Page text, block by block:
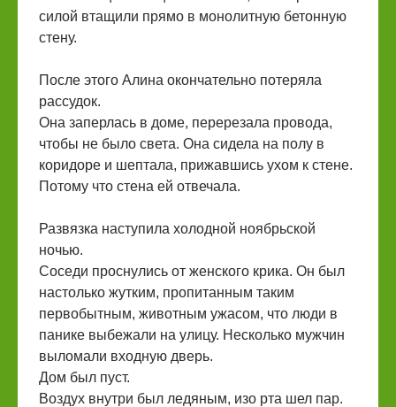
силой втащили прямо в монолитную бетонную
стену.
После этого Алина окончательно потеряла
рассудок.
Она заперлась в доме, перерезала провода,
чтобы не было света. Она сидела на полу в
коридоре и шептала, прижавшись ухом к стене.
Потому что стена ей отвечала.
Развязка наступила холодной ноябрьской
ночью.
Соседи проснулись от женского крика. Он был
настолько жутким, пропитанным таким
первобытным, животным ужасом, что люди в
панике выбежали на улицу. Несколько мужчин
выломали входную дверь.
Дом был пуст.
Воздух внутри был ледяным, изо рта шел пар.